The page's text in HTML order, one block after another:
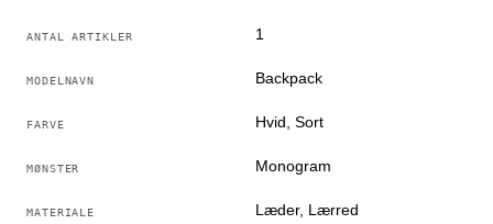
ANTAL ARTIKLER 1
MODELNAVN Backpack
FARVE Hvid, Sort
MØNSTER Monogram
MATERIALE Læder, Lærred